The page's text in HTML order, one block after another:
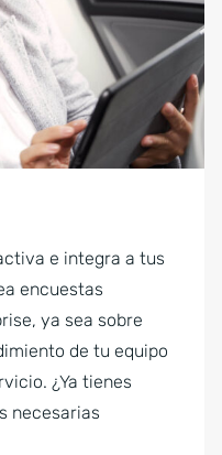
e integra a tus
encuestas
ya sea sobre
de tu equipo
¿Ya tienes
necesarias